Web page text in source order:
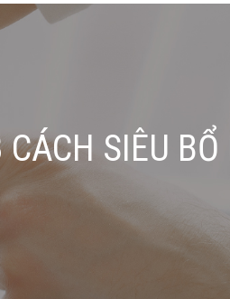
SIÊU BỔ